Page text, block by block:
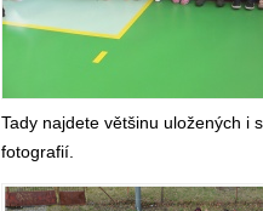
Tady najdete většinu uložených i
fotografií.